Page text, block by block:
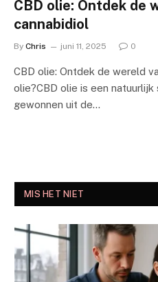
CBD olie: Ontdek de
cannabidiol
By Chris juni 11, 2025 0
CBD olie: Ontdek de wereld
olie?CBD olie is een
gewonnen uit de…
MIS HET NIET